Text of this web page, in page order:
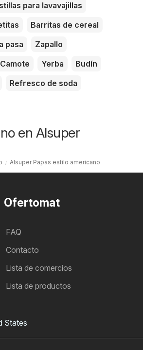
para lavavajillas
Barritas de cereal
pasa
Zapallo
Camote Yerba
Budín
Refresco de soda
en Alsuper
Alsuper Papas estilo americano
Ofertomat
FAQ
Contacto
Lista de comercios
Lista de productos
States